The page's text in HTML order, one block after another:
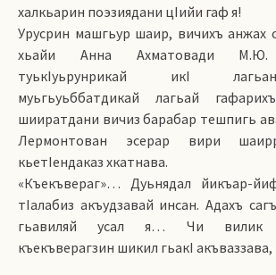
халкьарин поэзиядани цIийи гаф я!
Урусрин машгьур шаир, вичихъ анжах
хьайи Анна Ахматовади М.Ю.
туькIуьрунрикай икI
муьгьуьббатдикай лагьай
шииратдани вичиз барабар тешпигь
Лермонтован эсерар вири
кьетIендаказ хкатнава.
«Къекъвераг»… Дуьнядал йикъар-
тIалабиз акъудзавай инсан. Адахъ
гьавиляй усал я… Чи вилик
къекъверагзин шикил гьакI акъваззава,